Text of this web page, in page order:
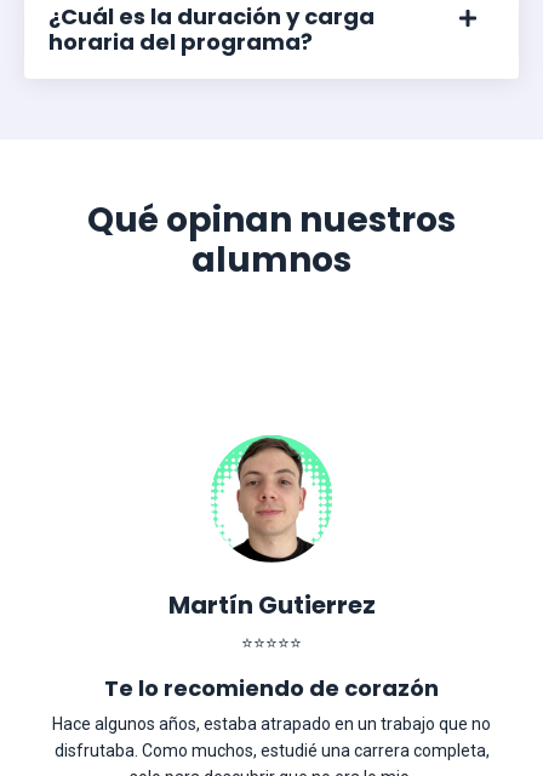
¿Cuál es la duración y carga
horaria del programa?
Qué opinan nuestros
alumnos
Martín Gutierrez
⭐⭐⭐⭐⭐
Te lo recomiendo de corazón
Hace algunos años, estaba atrapado en un trabajo que no
disfrutaba. Como muchos, estudié una carrera completa,